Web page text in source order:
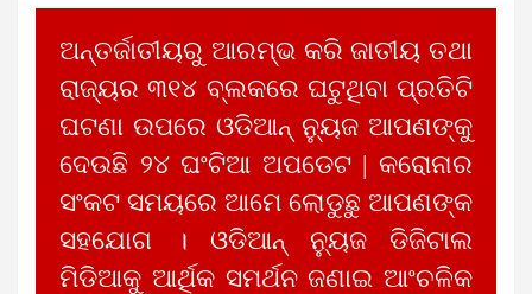
ଅନ୍ତର୍ଜାତୀୟରୁ ଆରମ୍ଭ କରି ଜାତୀୟ ତଥା
ରାଜ୍ୟର ୩୧୪ ବ୍ଲକରେ ଘଟୁଥିବା ପ୍ରତିଟି
ଘଟଣା ଉପରେ ଓଡିଆନ୍ ନ୍ୟୁଜ ଆପଣଙ୍କୁ
ଦେଉଛି ୨୪ ଘଂଟିଆ ଅପଡେଟ | କରୋନାର
ସଂକଟ ସମୟରେ ଆମେ ଲୋଡୁଛୁ ଆପଣଙ୍କ
ସହଯୋଗ । ଓଡିଆନ୍ ନ୍ୟୁଜ ଡିଜିଟାଲ
ମିଡିଆକୁ ଆର୍ଥିକ ସମର୍ଥନ ଜଣାଇ ଆଂଚଳିକ